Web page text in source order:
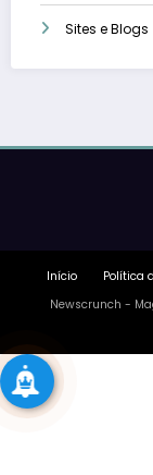
Sites e Blogs
Início Política
Newscrunch -